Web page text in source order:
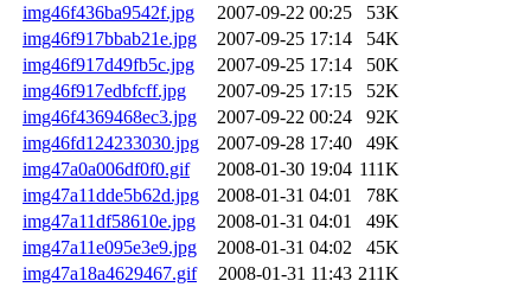
img46f436ba9542f.jpg
2007-09-22 00:25
53K
img46f917bbab21e.jpg
2007-09-25 17:14
54K
img46f917d49fb5c.jpg
2007-09-25 17:14
50K
img46f917edbfcff.jpg
2007-09-25 17:15
52K
img46f4369468ec3.jpg
2007-09-22 00:24
92K
img46fd124233030.jpg
2007-09-28 17:40
49K
img47a0a006df0f0.gif
2008-01-30 19:04 111K
img47a11dde5b62d.jpg
2008-01-31 04:01
78K
img47a11df58610e.jpg
2008-01-31 04:01
49K
img47a11e095e3e9.jpg
2008-01-31 04:02
45K
img47a18a4629467.gif
2008-01-31 11:43 211K